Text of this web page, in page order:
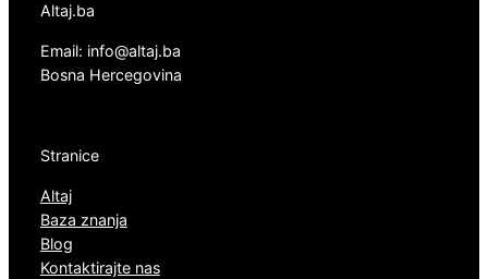
Altaj.ba
Email: info@altaj.ba
Bosna Hercegovina
Stranice
Altaj
Baza znanja
Blog
Kontaktirajte nas